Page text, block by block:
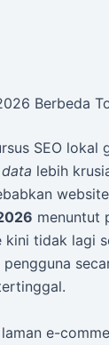
Berbeda
SEO
lebih
menuntut
tidak lagi
e-